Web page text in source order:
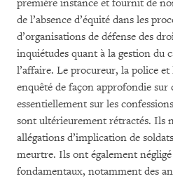
première instance et fournit de
de l’absence d’équité dans les
d’organisations de défense des
inquiétudes quant à la gestion du
l’affaire. Le procureur, la police
enquêté de façon approfondie sur
essentiellement sur les
sont ultérieurement rétractés. Ils
allégations d’implication de
meurtre. Ils ont également
fondamentaux, notamment des